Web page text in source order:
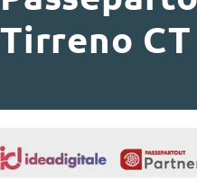
Tirreno